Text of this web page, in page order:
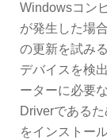
Windowsコン
が発生した場
の更新を試み
デバイスを検
ーターに必要
Driverである
をインストー